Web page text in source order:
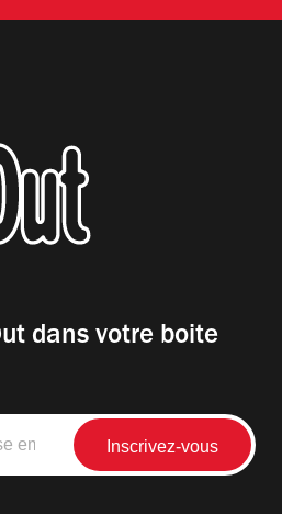
dans votre boite